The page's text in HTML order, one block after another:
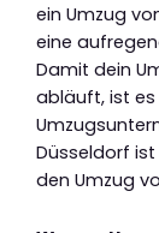
ein Umzug
eine
Damit dein
abläuft, ist
Düsseldorf
den Umzug